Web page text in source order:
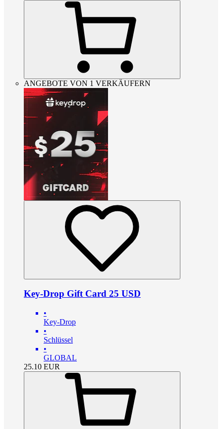
ANGEBOTE VON 1 VERKÄUFERN
Key-Drop Gift Card 25 USD
•
Key-Drop
•
Schlüssel
•
GLOBAL
25.10 EUR